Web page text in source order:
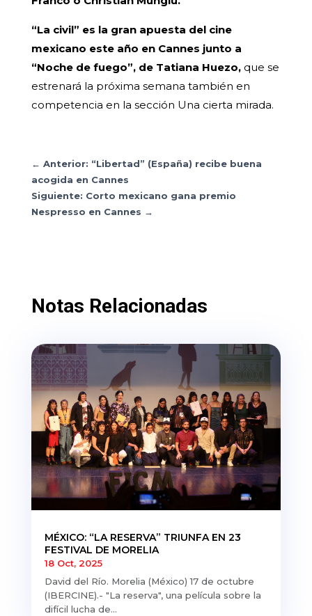
“La civil” es la gran apuesta del cine
mexicano este año en Cannes junto a
“Noche de fuego”, de Tatiana Huezo,que se
estrenará la próxima semana también en
competencia en la sección Una cierta mirada.
← Anterior: “Libertad” (España) recibe buena
acogida en Cannes
Siguiente: Corto mexicano gana premio
Nespresso en Cannes →
Notas Relacionadas
MÉXICO: “LA RESERVA” TRIUNFA EN 23
FESTIVAL DE MORELIA
18 Oct, 2025
David del Río. Morelia (México) 17 de octubre
(IBERCINE).- "La reserva", una película sobre la
difícil lucha de...